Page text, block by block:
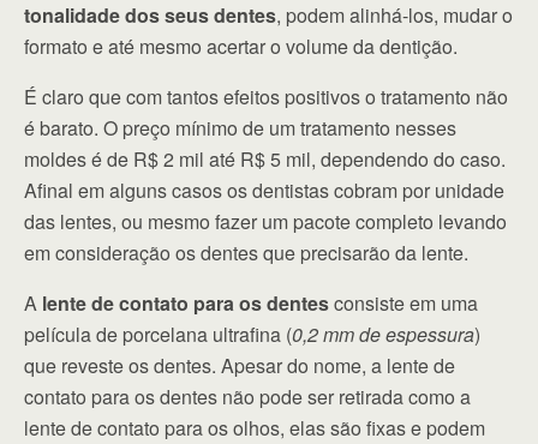
tonalidade dos seus dentes, podem alinhá-los, mudar o
formato e até mesmo acertar o volume da dentição.
É claro que com tantos efeitos positivos o tratamento não
é barato. O preço mínimo de um tratamento nesses
moldes é de R$ 2 mil até R$ 5 mil, dependendo do caso.
Afinal em alguns casos os dentistas cobram por unidade
das lentes, ou mesmo fazer um pacote completo levando
em consideração os dentes que precisarão da lente.
A lente de contato para os dentesconsiste em uma
película de porcelana ultrafina (0,2 mm de espessura)
que reveste os dentes. Apesar do nome, a lente de
contato para os dentes não pode ser retirada como a
lente de contato para os olhos, elas são fixas e podem